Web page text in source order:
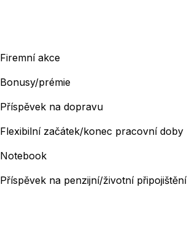
Firemní akce
Bonusy/prémie
Příspěvek na dopravu
Flexibilní začátek/konec pracovní doby
Notebook
Příspěvek na penzijní/životní připojištění